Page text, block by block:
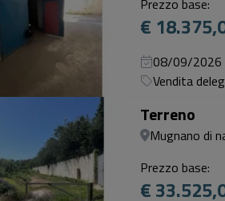
Prezzo base:
€
08/09/2026
Vendita
Terreno
Mugnano di
Prezzo base:
€